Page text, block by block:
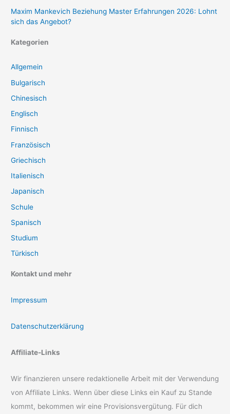
Maxim Mankevich Beziehung Master Erfahrungen 2026: Lohnt
sich das Angebot?
Kategorien
Allgemein
Bulgarisch
Chinesisch
Englisch
Finnisch
Französisch
Griechisch
Italienisch
Japanisch
Schule
Spanisch
Studium
Türkisch
Kontakt und mehr
Impressum
Datenschutzerklärung
Affiliate-Links
Wir finanzieren unsere redaktionelle Arbeit mit der Verwendung
von Affiliate Links. Wenn über diese Links ein Kauf zu Stande
kommt, bekommen wir eine Provisionsvergütung. Für dich